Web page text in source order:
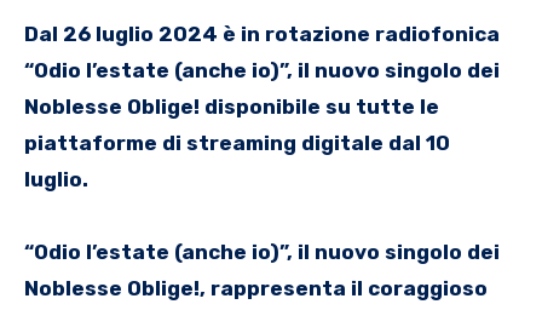
Dal 26 luglio 2024 è in rotazione radiofonica
“Odio l’estate (anche io)”, il nuovo singolo dei
Noblesse Oblige! disponibile su tutte le
piattaforme di streaming digitale dal 10
luglio.
“Odio l’estate (anche io)”, il nuovo singolo dei
Noblesse Oblige!, rappresenta il coraggioso